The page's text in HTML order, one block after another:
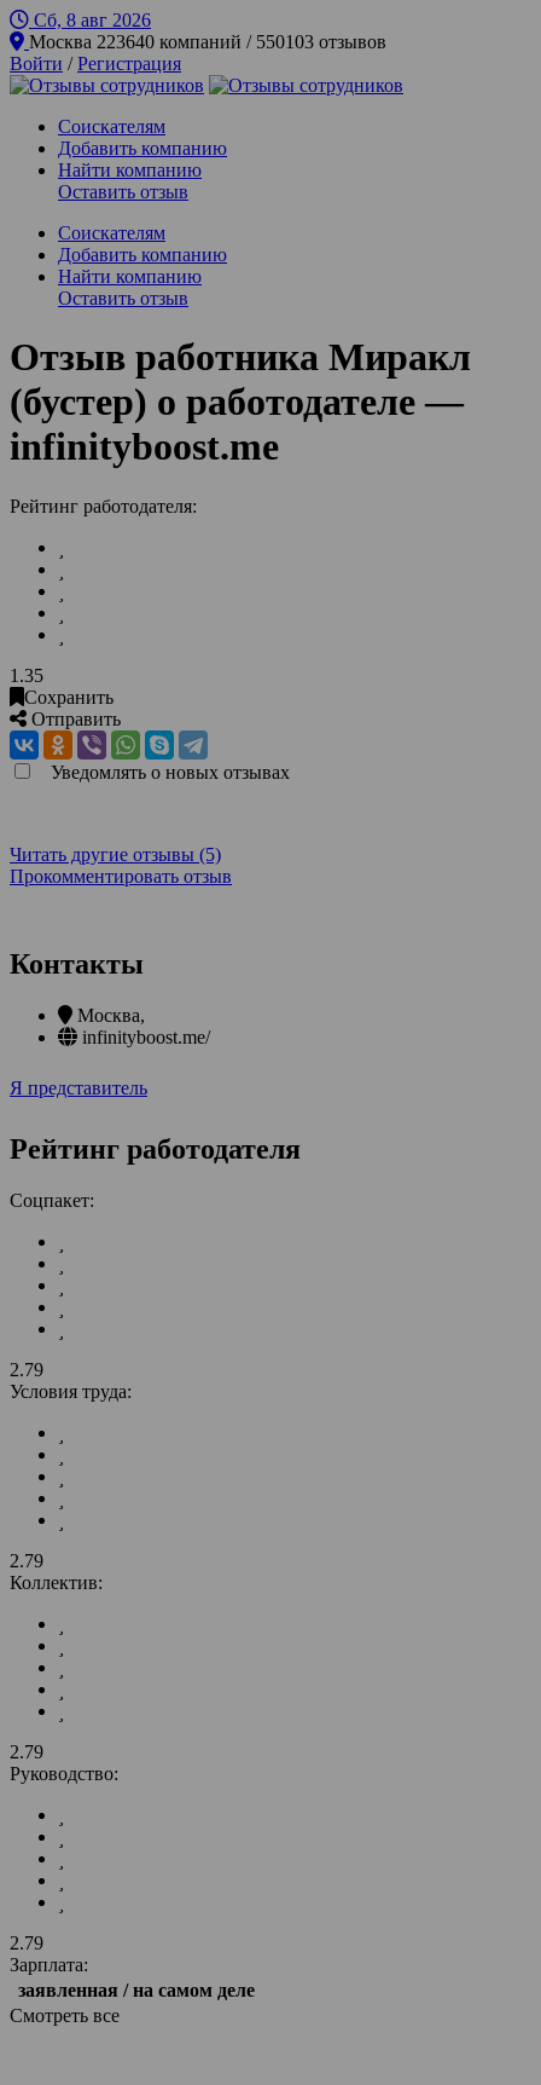
Сб, 8 авг 2026
Москва
223640 компаний / 550103 отзывов
Войти /Регистрация
Соискателям
Добавить компанию
Найти компанию
Оставить отзыв
Соискателям
Добавить компанию
Найти компанию
Оставить отзыв
Отзыв работника Миракл
(бустер) о работодателе —
infinityboost.me
Рейтинг работодателя:
1.35
Сохранить
Отправить
Уведомлять о новых отзывах
Читать другие отзывы (5)
Прокомментировать отзыв
Контакты
Москва,
infinityboost.me/
Я представитель
Рейтинг работодателя
Соцпакет:
2.79
Условия труда:
2.79
Коллектив:
2.79
Руководство:
2.79
Зарплата:
заявленная / на самом деле
Смотреть все